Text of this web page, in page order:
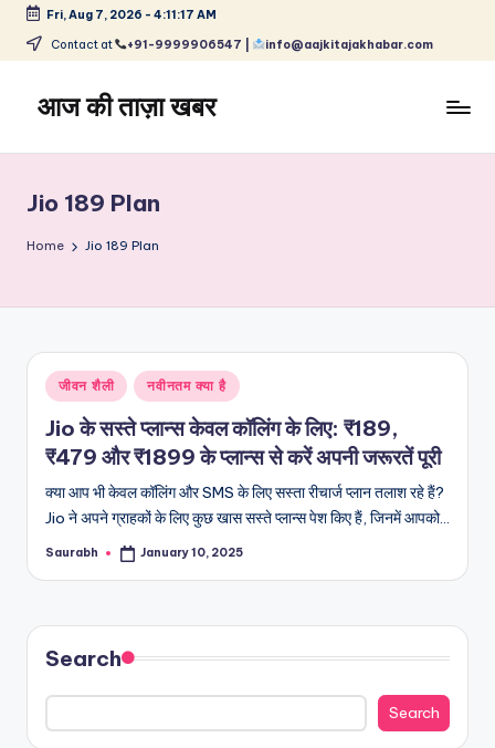
Skip
content
Fri, Aug 7, 2026 - 4:11:17 AM
Contact at +91-9999906547 | info@aajkitajakhabar.com
आज की ताज़ा खबर
ताज़ा
समाचार
–
और
विश्व
Jio 189 Plan
Home Jio 189 Plan
Posted
in
जीवन शैली नवीनतम क्या है
Jio के सस्ते प्लान्स केवल कॉलिंग के लिए: ₹189,
₹479 और ₹1899 के प्लान्स से करें अपनी जरूरतें पूरी
क्या आप भी केवल कॉलिंग और SMS के लिए सस्ता रीचार्ज प्लान तलाश रहे हैं?
Jio ने अपने ग्राहकों के लिए कुछ खास सस्ते प्लान्स पेश किए हैं, जिनमें आपको…
Posted
Saurabh January 10, 2025
Search
Search